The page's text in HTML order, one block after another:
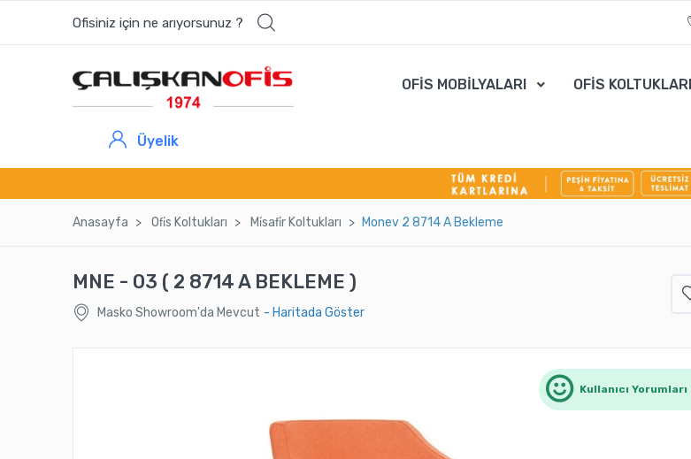
Ofisiniz için ne arıyorsunuz ?
OFİS MOBİLYALARI OFİS KOLTUKLARI
Üyelik
Anasayfa Ofi̇s Koltukları Mi̇safi̇r Koltukları Monev 2 8714 A Bekleme
MNE - 03 ( 2 8714 A BEKLEME )
Masko Showroom'da Mevcut - Haritada Göster
Kullanıcı Yorumları